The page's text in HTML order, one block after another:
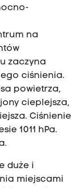
na
zaczyna
ciśnienia.
powietrza,
cieplejsza,
Ciśnienie
1011 hPa.
duże i
miejscami